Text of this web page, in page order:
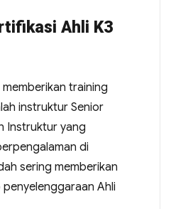
Ahli K3
training
instruktur Senior
Instruktur yang
di
sering memberikan
Ahli